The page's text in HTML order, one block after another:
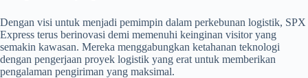
Dengan visi untuk menjadi pemimpin dalam perkebunan logistik, SPX
Express terus berinovasi demi memenuhi keinginan visitor yang
semakin kawasan. Mereka menggabungkan ketahanan teknologi
dengan pengerjaan proyek logistik yang erat untuk memberikan
pengalaman pengiriman yang maksimal.